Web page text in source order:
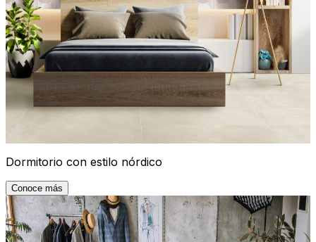
Dormitorio con estilo nórdico
Conoce más